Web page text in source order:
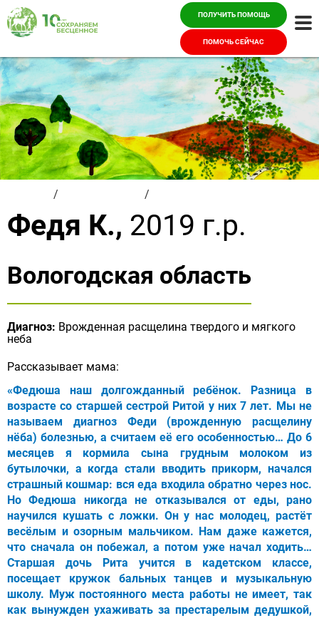
ПОЛУЧИТЬ ПОМОЩЬ
ПОМОЧЬ СЕЙЧАС
/ /
Федя К., 2019 г.р.
Вологодская область
Диагноз: Врожденная расщелина твердого и мягкого
неба
Рассказывает мама:
«Федюша наш долгожданный ребёнок. Разница в
возрасте со старшей сестрой Ритой у них 7 лет. Мы не
называем диагноз Феди (врожденную расщелину
нёба) болезнью, а считаем её его особенностью… До 6
месяцев я кормила сына грудным молоком из
бутылочки, а когда стали вводить прикорм, начался
страшный кошмар: вся еда входила обратно через нос.
Но Федюша никогда не отказывался от еды, рано
научился кушать с ложки. Он у нас молодец, растёт
весёлым и озорным мальчиком. Нам даже кажется,
что сначала он побежал, а потом уже начал ходить…
Старшая дочь Рита учится в кадетском классе,
посещает кружок бальных танцев и музыкальную
школу. Муж постоянного места работы не имеет, так
как вынужден ухаживать за престарелым дедушкой,